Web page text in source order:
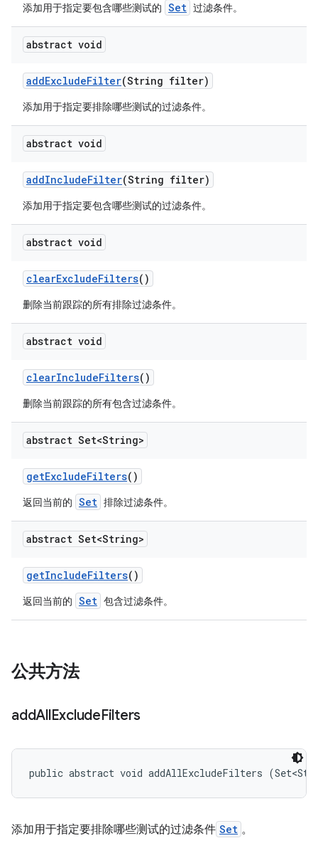
添加用于指定要包含哪些测试的 Set 过滤条件。
abstract void
addExcludeFilter(String filter)
添加用于指定要排除哪些测试的过滤条件。
abstract void
addIncludeFilter(String filter)
添加用于指定要包含哪些测试的过滤条件。
abstract void
clearExcludeFilters()
删除当前跟踪的所有排除过滤条件。
abstract void
clearIncludeFilters()
删除当前跟踪的所有包含过滤条件。
abstract Set<String>
getExcludeFilters()
返回当前的 Set 排除过滤条件。
abstract Set<String>
getIncludeFilters()
返回当前的 Set 包含过滤条件。
公共方法
addAllExcludeFilters
public abstract void addAllExcludeFilters
添加用于指定要排除哪些测试的过滤条件 Set 。